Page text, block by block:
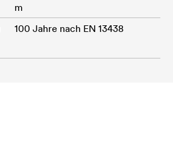
m
100 Jahre nach EN 13438